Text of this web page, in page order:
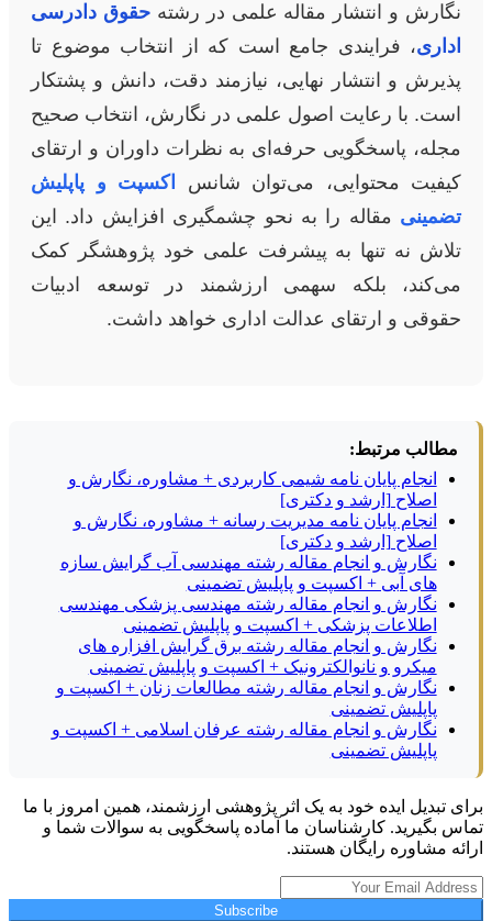
نگارش و انتشار مقاله علمی در رشتهحقوق دادرسی
اداری، فرایندی جامع است که از انتخاب موضوع تا
پذیرش و انتشار نهایی، نیازمند دقت، دانش و پشتکار
است. با رعایت اصول علمی در نگارش، انتخاب صحیح
مجله، پاسخگویی حرفه‌ای به نظرات داوران و ارتقای
کیفیت محتوایی، می‌توان شانس
اکسپت و پاپلیش
تضمینی مقاله را به نحو چشمگیری افزایش داد. این
تلاش نه تنها به پیشرفت علمی خود پژوهشگر کمک
می‌کند، بلکه سهمی ارزشمند در توسعه ادبیات
حقوقی و ارتقای عدالت اداری خواهد داشت.
مطالب مرتبط:
انجام پایان نامه شیمی کاربردی + مشاوره، نگارش و
اصلاح [ارشد و دکتری]
انجام پایان نامه مدیریت رسانه + مشاوره، نگارش و
اصلاح [ارشد و دکتری]
نگارش و انجام مقاله رشته مهندسی آب گرایش سازه
های آبی + اکسپت و پاپلیش تضمینی
نگارش و انجام مقاله رشته مهندسی پزشکی مهندسی
اطلاعات پزشکی + اکسپت و پاپلیش تضمینی
نگارش و انجام مقاله رشته برق گرایش افزاره های
میکرو و نانوالکترونیک + اکسپت و پاپلیش تضمینی
نگارش و انجام مقاله رشته مطالعات زنان + اکسپت و
پاپلیش تضمینی
نگارش و انجام مقاله رشته عرفان اسلامی + اکسپت و
پاپلیش تضمینی
برای تبدیل ایده خود به یک اثر پژوهشی ارزشمند، همین امروز با ما
تماس بگیرید. کارشناسان ما آماده پاسخگویی به سوالات شما و
ارائه مشاوره رایگان هستند.
Subscribe